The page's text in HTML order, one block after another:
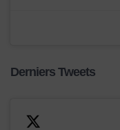
Derniers Tweets